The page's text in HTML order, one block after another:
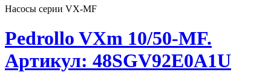
Насосы серии VX-MF
Pedrollo VXm 10/50-MF.
Артикул: 48SGV92E0A1U